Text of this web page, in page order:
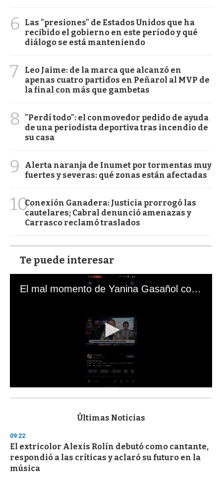
6
Las "presiones" de Estados Unidos que ha
recibido el gobierno en este período y qué
diálogo se está manteniendo
7
Leo Jaime: de la marca que alcanzó en
apenas cuatro partidos en Peñarol al MVP de
la final con más que gambetas
8
"Perdí todo": el conmovedor pedido de ayuda
de una periodista deportiva tras incendio de
su casa
9
Alerta naranja de Inumet por tormentas muy
fuertes y severas: qué zonas están afectadas
10Conexión Ganadera: Justicia prorrogó las
cautelares; Cabral denunció amenazas y
Carrasco reclamó traslados
Te puede interesar
El mal momento de Yanina Gasañol con un hincha argentino en "Subrayado"
s
d
s
o
f
3
Últimas Noticias
09:22
El extricolor Alexis Rolín debutó como cantante,
respondió a las críticas y aclaró su futuro en la
música